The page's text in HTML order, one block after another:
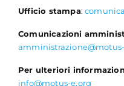
Ufficio stampa:
Comunicazioni
Per ulteriori
info@motus-e.org